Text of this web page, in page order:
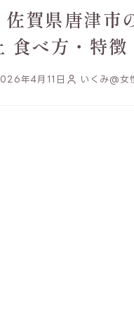
佐賀県唐津
食べ方・特
年4月11日 いくみ@女